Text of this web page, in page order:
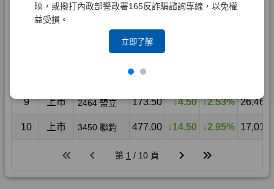
映，或撥打內政部警政署165反詐騙諮詢專線，以免權
益受損。
立即了解